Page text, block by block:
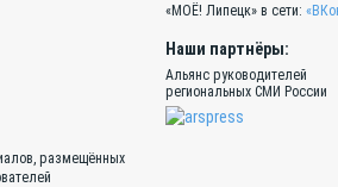
размещённых
«МОЁ! Липецк» в сети:
Наши партнёры:
Альянс руководителей
региональных СМИ России